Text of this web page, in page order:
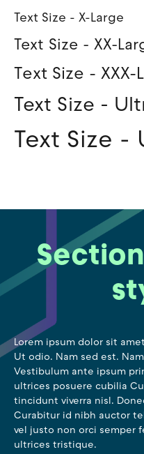
Text Size - X-Large
Text Size - XX-
Text Size - XXX-
Text Size -
Text Size -
Lorem ipsum dolor sit
Ut odio. Nam sed est.
Vestibulum ante ipsum
ultrices posuere cubilia
tincidunt viverra nisl.
Curabitur id nibh auctor
vel justo non orci semper
ultrices tristique.